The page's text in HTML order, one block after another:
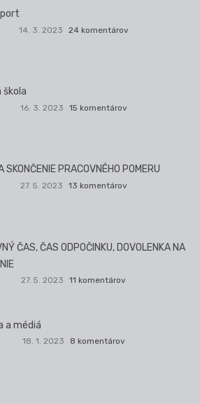
14. 3. 2023 24 komentárov
škola
16. 3. 2023 15 komentárov
SKONČENIE PRACOVNÉHO POMERU
27. 5. 2023 13 komentárov
ČAS, ČAS ODPOČINKU, DOVOLENKA NA
27. 5. 2023 11 komentárov
a médiá
18. 1. 2023 8 komentárov